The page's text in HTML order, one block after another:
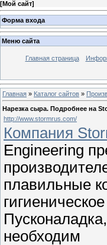
[Мой сайт]
Форма входа
Меню сайта
Главная страница
Главная » Каталог сайтов »
Нарезка сыра. Подробнее на
http://www.stormrus.com/
Компания
Engineering
плавильные
необходим